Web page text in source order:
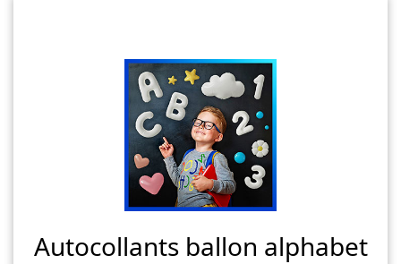
Autocollants ballon alphabet